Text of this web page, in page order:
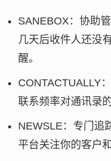
SANEBOX：协助
几天后收件人还没
醒。
CONTACTUALLY
联系频率对通讯录
NEWSLE：专门追
平台关注你的客户